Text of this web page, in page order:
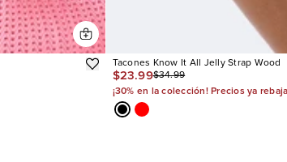
Tacones Know It All Jelly Strap Wood
$23.99$34.99
¡30% en la colección! Precios ya